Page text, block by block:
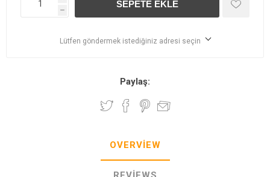
h
Lütfen göndermek istediğiniz adresi seçin
Paylaş:
OVERVIEW